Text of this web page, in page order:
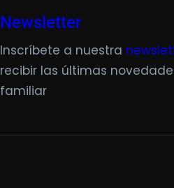
Newsletter
Inscríbete a nuestra
recibir las últimas
familiar